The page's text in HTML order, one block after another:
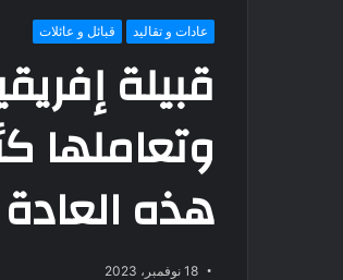
عادات و تقاليد قبائل و عائلات
قبيلة
وتعاملها
هذه العادة
18 نوفمبر، 2023